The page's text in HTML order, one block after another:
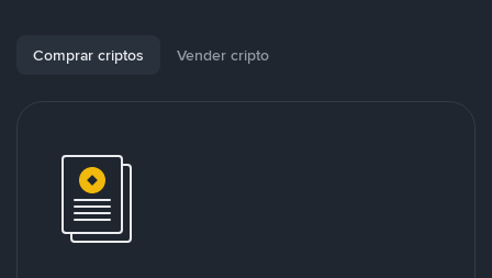
Comprar criptos Vender cripto